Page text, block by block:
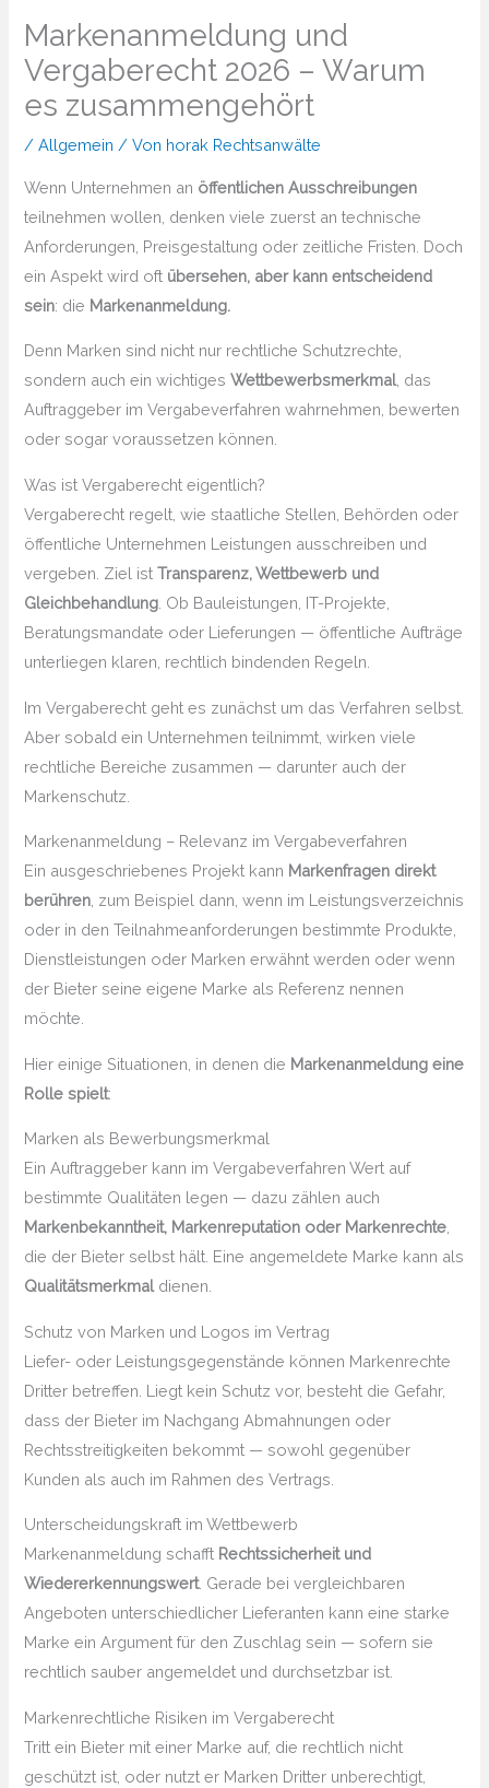
Markenanmeldung und
Vergaberecht 2026 – Warum
es zusammengehört
/Allgemein / Von horak Rechtsanwälte
Wenn Unternehmen an öffentlichen Ausschreibungen
teilnehmen wollen, denken viele zuerst an technische
Anforderungen, Preisgestaltung oder zeitliche Fristen. Doch
ein Aspekt wird oft übersehen, aber kann entscheidend
sein: die Markenanmeldung.
Denn Marken sind nicht nur rechtliche Schutzrechte,
sondern auch ein wichtigesWettbewerbsmerkmal, das
Auftraggeber im Vergabeverfahren wahrnehmen, bewerten
oder sogar voraussetzen können.
Was ist Vergaberecht eigentlich?
Vergaberecht regelt, wie staatliche Stellen, Behörden oder
öffentliche Unternehmen Leistungen ausschreiben und
vergeben. Ziel istTransparenz, Wettbewerb und
Gleichbehandlung . Ob Bauleistungen, IT-Projekte,
Beratungsmandate oder Lieferungen — öffentliche Aufträge
unterliegen klaren, rechtlich bindenden Regeln.
Im Vergaberecht geht es zunächst um das Verfahren selbst.
Aber sobald ein Unternehmen teilnimmt, wirken viele
rechtliche Bereiche zusammen — darunter auch der
Markenschutz.
Markenanmeldung – Relevanz im Vergabeverfahren
Ein ausgeschriebenes Projekt kann Markenfragen direkt
berühren , zum Beispiel dann, wenn im Leistungsverzeichnis
oder in den Teilnahmeanforderungen bestimmte Produkte,
Dienstleistungen oder Marken erwähnt werden oder wenn
der Bieter seine eigene Marke als Referenz nennen
möchte.
Hier einige Situationen, in denen die Markenanmeldung eine
Rolle spielt:
Marken als Bewerbungsmerkmal
Ein Auftraggeber kann im Vergabeverfahren Wert auf
bestimmte Qualitäten legen — dazu zählen auch
Markenbekanntheit, Markenreputation oder Markenrechte
die der Bieter selbst hält. Eine angemeldete Marke kann als
Qualitätsmerkmaldienen.
Schutz von Marken und Logos im Vertrag
Liefer- oder Leistungsgegenstände können Markenrechte
Dritter betreffen. Liegt kein Schutz vor, besteht die Gefahr,
dass der Bieter im Nachgang Abmahnungen oder
Rechtsstreitigkeiten bekommt — sowohl gegenüber
Kunden als auch im Rahmen des Vertrags.
Unterscheidungskraft im Wettbewerb
Markenanmeldung schafft Rechtssicherheit und
Wiedererkennungswert. Gerade bei vergleichbaren
Angeboten unterschiedlicher Lieferanten kann eine starke
Marke ein Argument für den Zuschlag sein — sofern sie
rechtlich sauber angemeldet und durchsetzbar ist.
Markenrechtliche Risiken im Vergaberecht
Tritt ein Bieter mit einer Marke auf, die rechtlich nicht
geschützt ist, oder nutzt er Marken Dritter unberechtigt,